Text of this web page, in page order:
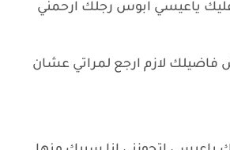
ياعيسي ابوس رجلك ارحمني
لازم ارجع لمراتي عشان